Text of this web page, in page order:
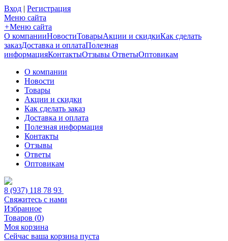
Вход | Регистрация
Меню сайта
+Меню сайта
О компанииНовостиТоварыАкции и скидкиКак сделать
заказДоставка и оплатаПолезная
информацияКонтактыОтзывы ОтветыОптовикам
О компании
Новости
Товары
Акции и скидки
Как сделать заказ
Доставка и оплата
Полезная информация
Контакты
Отзывы
Ответы
Оптовикам
8 (937) 118 78 93
Свяжитесь с нами
Избранное
Товаров (0)
Моя корзина
Сейчас ваша корзина пуста